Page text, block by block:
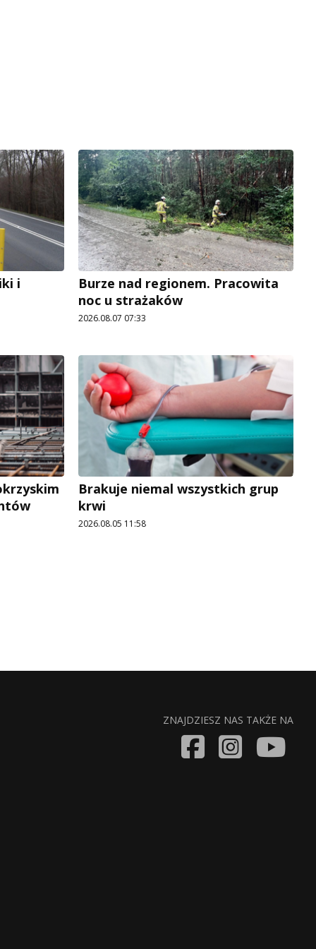
i
Burze nad regionem. Pracowita
noc u strażaków
2026.08.07 07:33
Brakuje niemal wszystkich grup
krwi
2026.08.05 11:58
ZNAJDZIESZ NAS TAKŻE NA